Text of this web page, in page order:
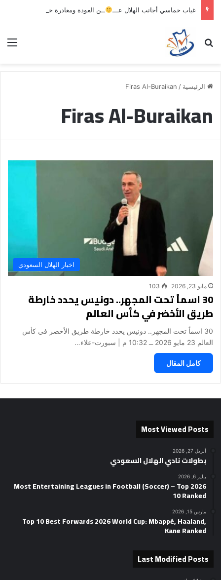
غياب خماسي أجانب الهلال عـــ ــن العودة ومغادرة خاصة لبرامج الاستشفاء والتأهيل
بحث عن
الرئيسية /
Firas Al-Buraikan
Firas Al-Buraikan
اخبار الهلال السعودي
مايو 23, 2026 103
30 اسماً تحت المجهر.. دونيس يحدد خارطة
طريق الأخضر في كأس العالم
30 اسماً تحت المجهر.. دونيس يحدد خارطة طريق الأخضر في كأس
العالم 23 مايو 2026 ــ 10:32 م | سبورت-علاء…
كامل المقال
Most Viewed Posts
أبريل 27, 2026
بطولات نادي الهلال السعودي
يناير 6, 2026
2026 Most Entertaining Leagues in Football (Soccer) – Top
10 Ranked
مارس 15, 2026
Top 10 Best Forwards 2026 World Cup: Mbappé, Haaland,
Kane Ranked
Last Modified Posts